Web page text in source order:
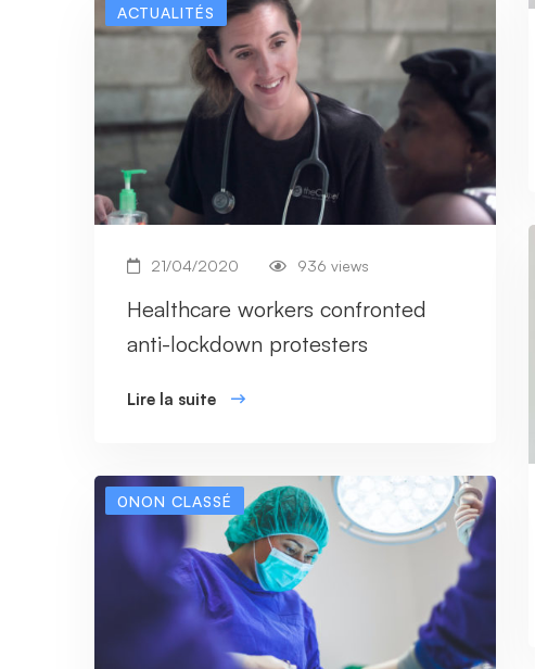
ACTUALITÉS
21/04/2020 936 views
Healthcare workers confronted
anti-lockdown protesters
Lire la suite
0NON CLASSÉ